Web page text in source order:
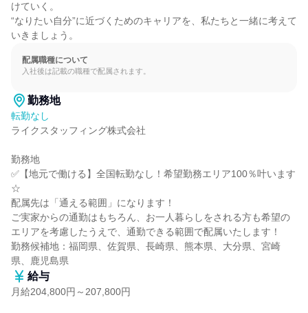
けていく。
“なりたい自分”に近づくためのキャリアを、私たちと一緒に考えて
いきましょう。
配属職種について
入社後は記載の職種で配属されます。
勤務地
転勤なし
ライクスタッフィング株式会社
勤務地
✅【地元で働ける】全国転勤なし！希望勤務エリア100％叶います
☆
配属先は「通える範囲」になります！
ご実家からの通勤はもちろん、お一人暮らしをされる方も希望の
エリアを考慮したうえで、通勤できる範囲で配属いたします！
勤務候補地：福岡県、佐賀県、長崎県、熊本県、大分県、宮崎
県、鹿児島県
給与
月給204,800円～207,800円